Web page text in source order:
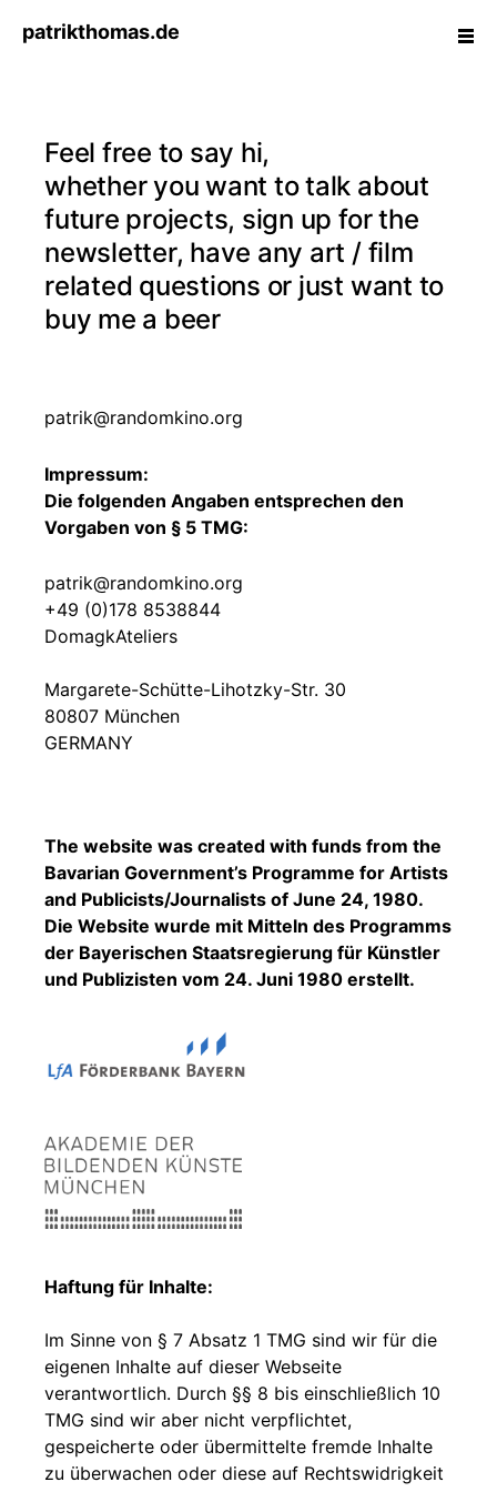
patrikthomas.de
n
t
a
c
t
Feel free to say hi,
whether you want to talk about
future projects, sign up for the
newsletter, have any art / film
related questions or just want to
buy me a beer
patrik@randomkino.org
Impressum:
Die folgenden Angaben entsprechen den
Vorgaben von § 5 TMG:
patrik@randomkino.org
+49 (0)178 8538844
DomagkAteliers
Margarete-Schütte-Lihotzky-Str. 30
80807 München
GERMANY
The website was created with funds from the
Bavarian Government’s Programme for Artists
and Publicists/Journalists of June 24, 1980.
Die Website wurde mit Mitteln des Programms
der Bayerischen Staatsregierung für Künstler
und Publizisten vom 24. Juni 1980 erstellt.
Haftung für Inhalte:
Im Sinne von § 7 Absatz 1 TMG sind wir für die
eigenen Inhalte auf dieser Webseite
verantwortlich. Durch §§ 8 bis einschließlich 10
TMG sind wir aber nicht verpflichtet,
gespeicherte oder übermittelte fremde Inhalte
zu überwachen oder diese auf Rechtswidrigkeit